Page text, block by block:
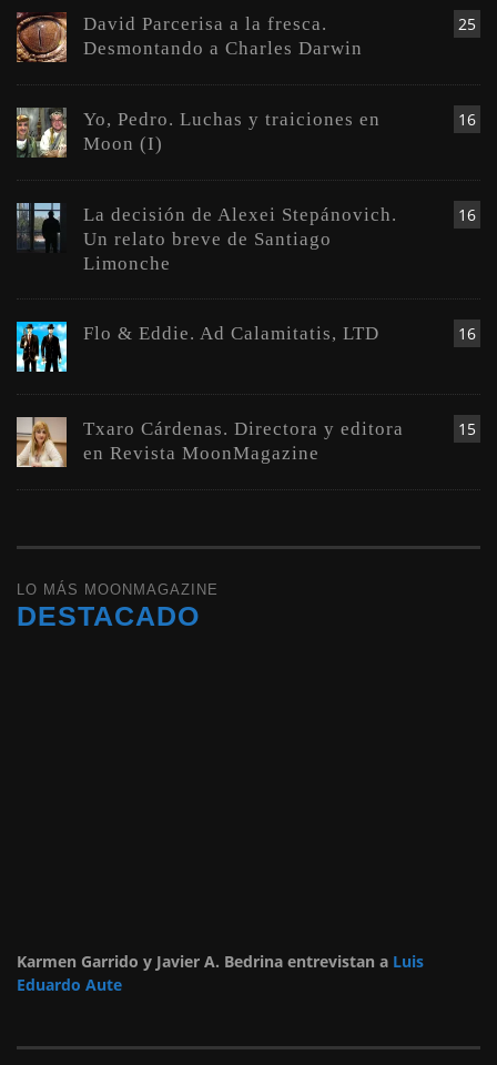
25
David Parcerisa a la fresca.
Desmontando a Charles Darwin
16
Yo, Pedro. Luchas y traiciones en
Moon (I)
16
La decisión de Alexei Stepánovich.
Un relato breve de Santiago
Limonche
16
Flo & Eddie. Ad Calamitatis, LTD
15
Txaro Cárdenas. Directora y editora
en Revista MoonMagazine
LO MÁS MOONMAGAZINE
DESTACADO
Karmen Garrido y Javier A. Bedrina entrevistan a Luis
Eduardo Aute